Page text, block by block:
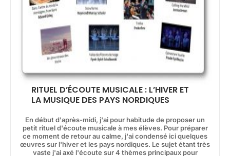
RITUEL D’ÉCOUTE MUSICALE : L’HIVER ET
LA MUSIQUE DES PAYS NORDIQUES
En début d'après-midi, j'ai pour habitude de proposer un
petit rituel d'écoute musicale à mes élèves. Pour préparer
ce moment de retour au calme, j'ai condensé ici quelques
œuvres sur l'hiver et les pays nordiques. Le sujet étant très
vaste j'ai axé l'écoute sur 4 thèmes principaux pour